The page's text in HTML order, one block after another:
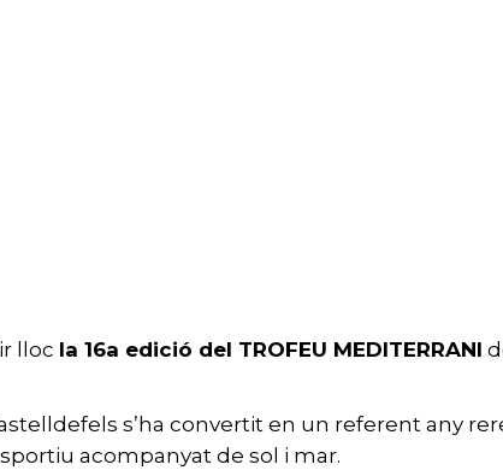
lloc la 16a edició del TROFEU MEDITERRANI
s’ha convertit en un referent any
acompanyat de sol i mar.